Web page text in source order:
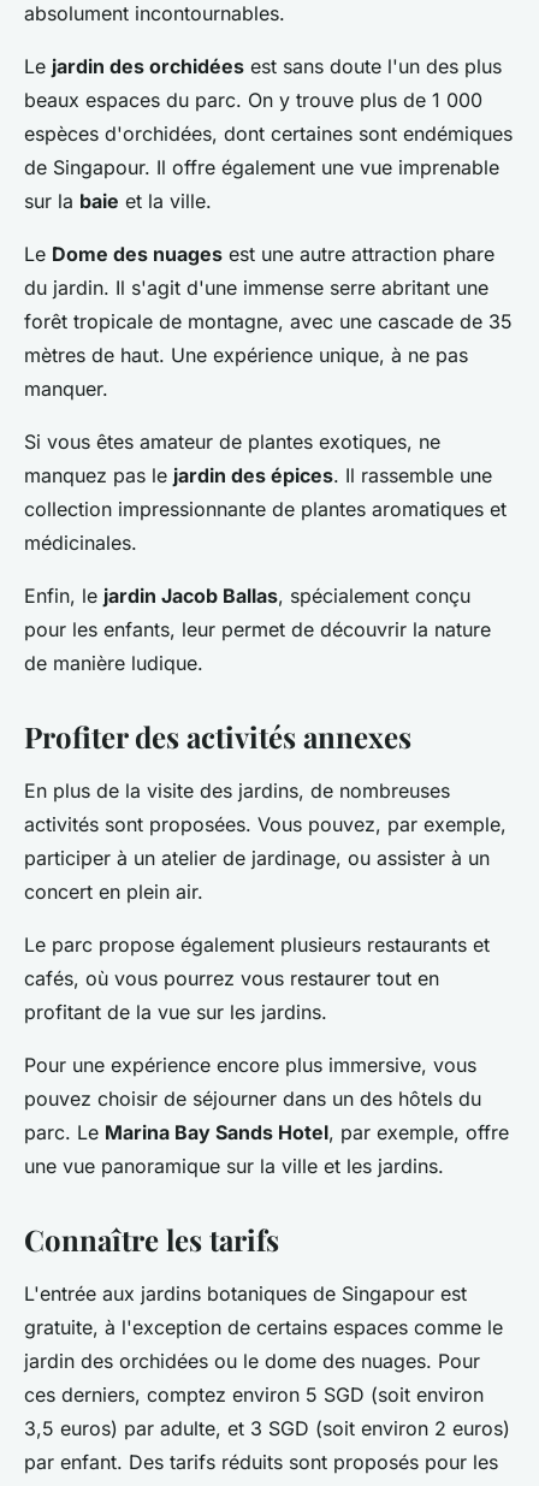
absolument incontournables.
Le jardin des orchidées est sans doute l'un des plus
beaux espaces du parc. On y trouve plus de 1 000
espèces d'orchidées, dont certaines sont endémiques
de Singapour. Il offre également une vue imprenable
sur la baie et la ville.
Le Dome des nuages est une autre attraction phare
du jardin. Il s'agit d'une immense serre abritant une
forêt tropicale de montagne, avec une cascade de 35
mètres de haut. Une expérience unique, à ne pas
manquer.
Si vous êtes amateur de plantes exotiques, ne
manquez pas le jardin des épices. Il rassemble une
collection impressionnante de plantes aromatiques et
médicinales.
Enfin, le jardin Jacob Ballas, spécialement conçu
pour les enfants, leur permet de découvrir la nature
de manière ludique.
Profiter des activités annexes
En plus de la visite des jardins, de nombreuses
activités sont proposées. Vous pouvez, par exemple,
participer à un atelier de jardinage, ou assister à un
concert en plein air.
Le parc propose également plusieurs restaurants et
cafés, où vous pourrez vous restaurer tout en
profitant de la vue sur les jardins.
Pour une expérience encore plus immersive, vous
pouvez choisir de séjourner dans un des hôtels du
parc. Le Marina Bay Sands Hotel, par exemple, offre
une vue panoramique sur la ville et les jardins.
Connaître les tarifs
L'entrée aux jardins botaniques de Singapour est
gratuite, à l'exception de certains espaces comme le
jardin des orchidées ou le dome des nuages. Pour
ces derniers, comptez environ 5 SGD (soit environ
3,5 euros) par adulte, et 3 SGD (soit environ 2 euros)
par enfant. Des tarifs réduits sont proposés pour les